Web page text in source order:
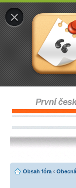
×
Obsah fóra ‹